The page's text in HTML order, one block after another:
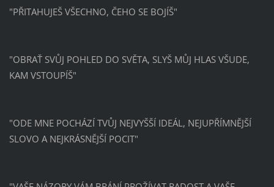
"PŘITAHUJEŠ VŠECHNO, ČEHO SE BOJÍŠ"
"OBRAŤ SVŮJ POHLED DO SVĚTA, SLYŠ MŮJ HLAS VŠUDE,
KAM VSTOUPÍŠ"
"ODE MNE POCHÁZÍ TVŮJ NEJVYŠŠÍ IDEÁL, NEJUPŘÍMNĚJŠÍ
SLOVO A NEJKRÁSNĚJŠÍ POCIT"